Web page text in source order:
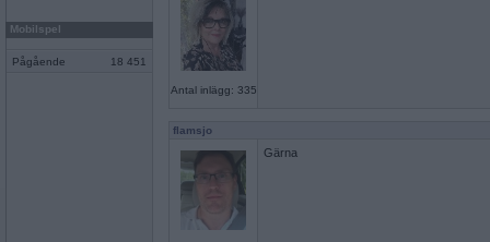
Mobilspel
Pågående 18 451
Antal inlägg: 335
flamsjo
Gärna